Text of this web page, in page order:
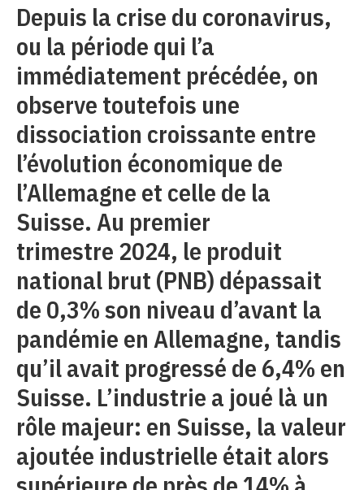
Depuis la crise du coronavirus,
ou la période qui l’a
immédiatement précédée, on
observe toutefois une
dissociation croissante entre
l’évolution économique de
l’Allemagne et celle de la
Suisse. Au premier
trimestre 2024, le produit
national brut (PNB) dépassait
de 0,3% son niveau d’avant la
pandémie en Allemagne, tandis
qu’il avait progressé de 6,4% en
Suisse. L’industrie a joué là un
rôle majeur: en Suisse, la valeur
ajoutée industrielle était alors